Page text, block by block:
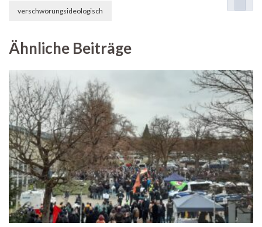
verschwörungsideologisch
Ähnliche Beiträge